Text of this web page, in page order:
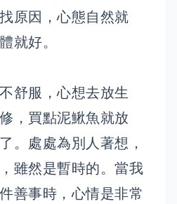
原因，心態自然就
就好。
舒服，心想去放生
，買點泥鰍魚就放
。處處為別人著想，
雖然是暫時的。當我
善事時，心情是非常